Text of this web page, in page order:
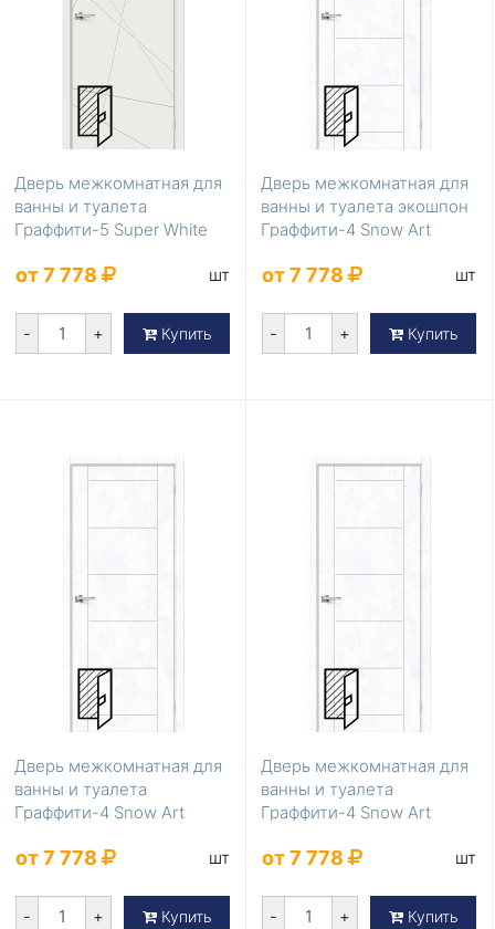
Дверь межкомнатная для
ванны и туалета
Граффити-5 Super White
от 7 778 шт
- + Купить
Дверь межкомнатная для
ванны и туалета экошпон
Граффити-4 Snow Art
от 7 778 шт
- + Купить
Дверь межкомнатная для
ванны и туалета
Граффити-4 Snow Art
от 7 778 шт
- + Купить
Дверь межкомнатная для
ванны и туалета
Граффити-4 Snow Art
от 7 778 шт
- + Купить